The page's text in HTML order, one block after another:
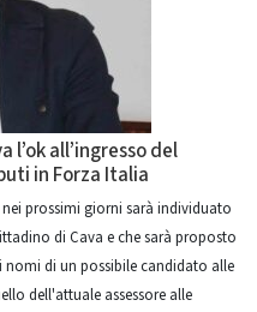
l’ok all’ingresso del
in Forza Italia
prossimi giorni sarà individuato
di Cava e che sarà proposto
di un possibile candidato alle
dell'attuale assessore alle